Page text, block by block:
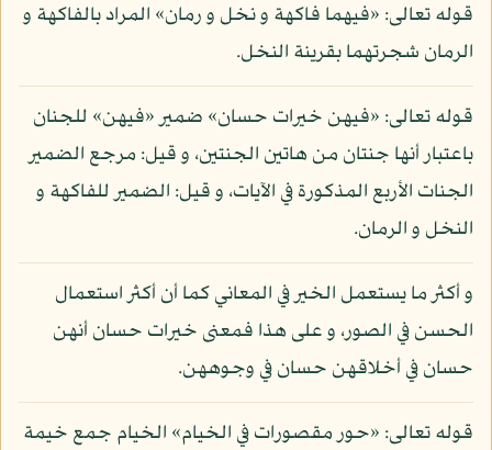
قوله تعالى: «فيهما فاكهة و نخل و رمان» المراد بالفاكهة و
الرمان شجرتهما بقرينة النخل.
قوله تعالى: «فيهن خيرات حسان» ضمير «فيهن» للجنان
باعتبار أنها جنتان من هاتين الجنتين، و قيل: مرجع الضمير
الجنات الأربع المذكورة في الآيات، و قيل: الضمير للفاكهة و
النخل و الرمان.
و أكثر ما يستعمل الخير في المعاني كما أن أكثر استعمال
الحسن في الصور، و على هذا فمعنى خيرات حسان أنهن
حسان في أخلاقهن حسان في وجوههن.
قوله تعالى: «حور مقصورات في الخيام» الخيام جمع خيمة